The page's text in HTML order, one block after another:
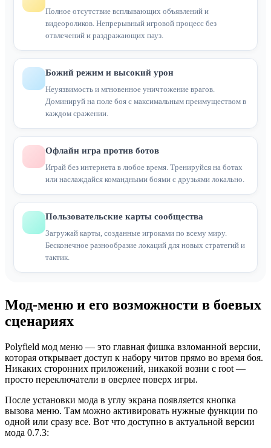
Полное отсутствие всплывающих объявлений и
видеороликов. Непрерывный игровой процесс без
отвлечений и раздражающих пауз.
Божий режим и высокий урон
Неуязвимость и мгновенное уничтожение врагов.
Доминируй на поле боя с максимальным преимуществом в
каждом сражении.
Офлайн игра против ботов
Играй без интернета в любое время. Тренируйся на ботах
или наслаждайся командными боями с друзьями локально.
Пользовательские карты сообщества
Загружай карты, созданные игроками по всему миру.
Бесконечное разнообразие локаций для новых стратегий и
тактик.
Мод-меню и его возможности в боевых
сценариях
Polyfield мод меню — это главная фишка взломанной версии,
которая открывает доступ к набору читов прямо во время боя.
Никаких сторонних приложений, никакой возни с root —
просто переключатели в оверлее поверх игры.
После установки мода в углу экрана появляется кнопка
вызова меню. Там можно активировать нужные функции по
одной или сразу все. Вот что доступно в актуальной версии
мода 0.7.3: